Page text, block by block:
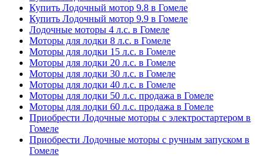
Купить Лодочный мотор 9.8 в Гомеле
Купить Лодочный мотор 9.9 в Гомеле
Лодочные моторы 4 л.с. в Гомеле
Моторы для лодки 8 л.с. в Гомеле
Моторы для лодки 15 л.с. в Гомеле
Моторы для лодки 20 л.с. в Гомеле
Моторы для лодки 30 л.с. в Гомеле
Моторы для лодки 40 л.с. в Гомеле
Моторы для лодки 50 л.с. продажа в Гомеле
Моторы для лодки 60 л.с. продажа в Гомеле
Приобрести Лодочные моторы с электростартером в
Гомеле
Приобрести Лодочные моторы с ручным запуском в
Гомеле